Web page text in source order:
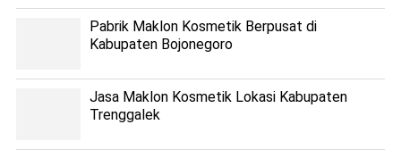
Pabrik Maklon Kosmetik Berpusat di
Kabupaten Bojonegoro
Jasa Maklon Kosmetik Lokasi Kabupaten
Trenggalek